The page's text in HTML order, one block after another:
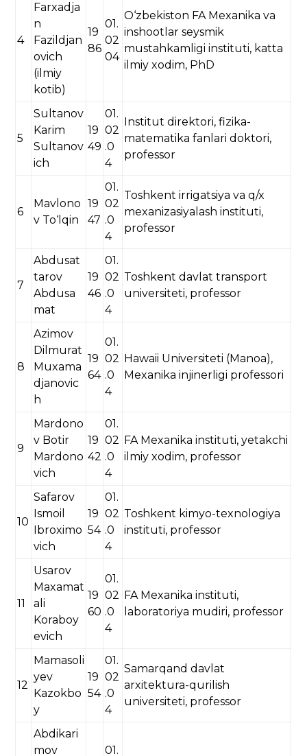
4
Farxadja
n
Fazildjan
ovich
(ilmiy
kotib)
19
86
01.
02
04
O‘zbekiston FA Mexanika va
inshootlar seysmik
mustahkamligi instituti, katta
ilmiy xodim, PhD
5
Sultanov
Karim
Sultanov
ich
19
49
01.
02
.0
4
Institut direktori, fizika-
matematika fanlari doktori,
professor
6
Mavlono
v To‘lqin
19
47
01.
02
.0
4
Toshkent irrigatsiya va q/x
mexanizasiyalash instituti,
professor
7
Abdusat
tarov
Abdusa
mat
19
46
01.
02
.0
4
Toshkent davlat transport
universiteti, professor
8
Azimov
Dilmurat
Muxama
djanovic
h
19
64
01.
02
.0
4
Hawaii Universiteti (Manoa),
Mexanika injinerligi professori
9
Mardono
v Botir
Mardono
vich
19
42
01.
02
.0
4
FA Mexanika instituti, yetakchi
ilmiy xodim, professor
10
Safarov
Ismoil
Ibroximo
vich
19
54
01.
02
.0
4
Toshkent kimyo-texnologiya
instituti, professor
11
Usarov
Maxamat
ali
Koraboy
evich
19
60
01.
02
.0
4
FA Mexanika instituti,
laboratoriya mudiri, professor
12
Mamasoli
yev
Kazokbo
y
19
54
01.
02
.0
4
Samarqand davlat
arxitektura-qurilish
universiteti, professor
Abdikari
mov
01.